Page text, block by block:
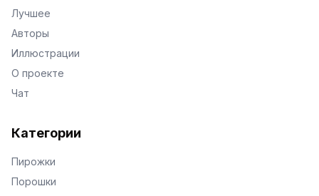
Лучшее
Авторы
Иллюстрации
О проекте
Чат
Категории
Пирожки
Порошки